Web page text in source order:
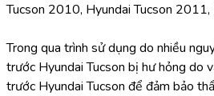
Tucson 2010, Hyundai Tucson
Trong qua trình sử dụng do nhiều
trước Hyundai Tucson bị hư hỏng do
trước Hyundai Tucson để đảm bảo